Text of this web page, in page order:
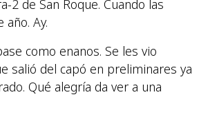
de San Roque. Cuando las
Ay.
como enanos. Se les vio
salió del capó en preliminares ya
Qué alegría da ver a una